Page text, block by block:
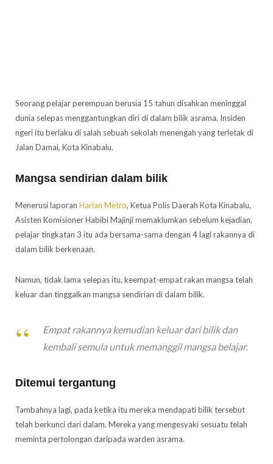
Seorang pelajar perempuan berusia 15 tahun disahkan meninggal
dunia selepas menggantungkan diri di dalam bilik asrama. Insiden
ngeri itu berlaku di salah sebuah sekolah menengah yang terletak di
Jalan Damai, Kota Kinabalu.
Mangsa sendirian dalam bilik
Menerusi laporan Harian Metro, Ketua Polis Daerah Kota Kinabalu,
Asisten Komisioner Habibi Majinji memaklumkan sebelum kejadian,
pelajar tingkatan 3 itu ada bersama-sama dengan 4 lagi rakannya di
dalam bilik berkenaan.
Namun, tidak lama selepas itu, keempat-empat rakan mangsa telah
keluar dan tinggalkan mangsa sendirian di dalam bilik.
Empat rakannya kemudian keluar dari bilik dan
kembali semula untuk memanggil mangsa belajar.
Ditemui tergantung
Tambahnya lagi, pada ketika itu mereka mendapati bilik tersebut
telah berkunci dari dalam. Mereka yang mengesyaki sesuatu telah
meminta pertolongan daripada warden asrama.